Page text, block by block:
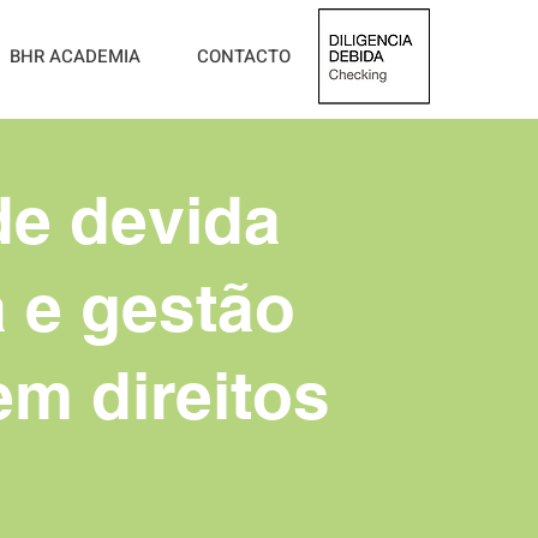
BHR ACADEMIA CONTACTO
devida
gestão
direitos